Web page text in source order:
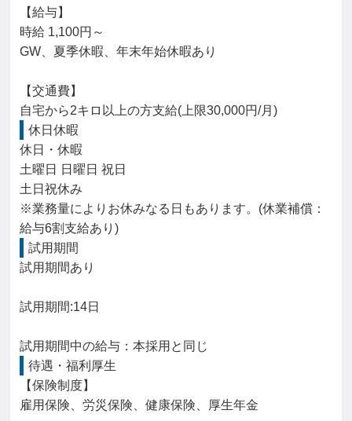
【給与】
時給 1,100円～
GW、夏季休暇、年末年始休暇あり
【交通費】
自宅から2キロ以上の方支給(上限30,000円/月)
休日休暇
休日・休暇
土曜日 日曜日 祝日
土日祝休み
※業務量によりお休みなる日もあります。(休業補償：
給与6割支給あり)
試用期間
試用期間あり
試用期間:14日
試用期間中の給与：本採用と同じ
待遇・福利厚生
【保険制度】
雇用保険、労災保険、健康保険、厚生年金